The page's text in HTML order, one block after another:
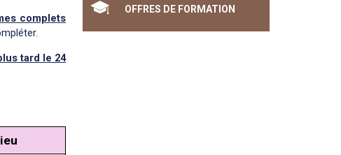
OFFRES DE FORMATION
complets
tard le 24